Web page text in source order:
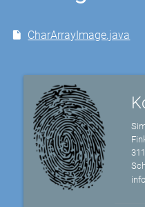
CharArrayImage.java